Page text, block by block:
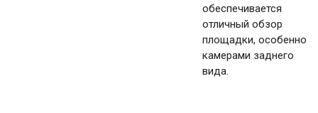
обеспечивается
отличный обзор
площадки, особенно
камерами заднего
вида.